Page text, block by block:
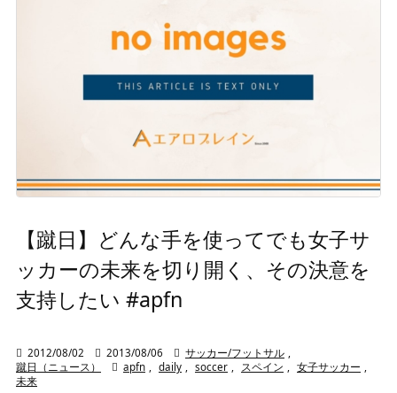
【蹴日】どんな手を使ってでも女子サ
ッカーの未来を切り開く、その決意を
支持したい #apfn
 2012/08/02  2013/08/06  サッカー/フットサル ,
蹴日（ニュース）
 apfn , daily , soccer , スペイン , 女子サッカー ,
未来